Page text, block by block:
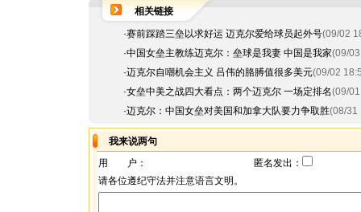
相关链接
·赛前踩踏三垒以求好运 迈克尔爱给球员起外号(09/02
·中国女垒主教练迈克尔：垒球是我妻 中国是我家(09/
·迈克尔自嘲机会主义 吕伟的胳膊值很多美元(09/02
·女垒中美之战四大看点：两个迈克尔 一场定排名(09/
·迈克尔：中国女垒对美国和加拿大队要力争取胜(08/31
我来说两句
用 户：
匿名发出：
请各位遵纪守法并注意语言文明。